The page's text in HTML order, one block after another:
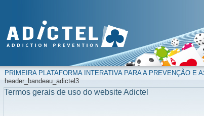
PRIMEIRA PLATAFORMA INTERATIVA PARA A PREVENÇÃO E
header_bandeau_adictel3
Termos gerais de uso do website Adictel